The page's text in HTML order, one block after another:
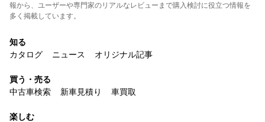
報から、ユーザーや専門家のリアルなレビューまで購入検討に役立つ情報を
多く掲載しています。
知る
カタログ
ニュース オリジナル記事
買う・売る
中古車検索
新車見積り 車買取
楽しむ